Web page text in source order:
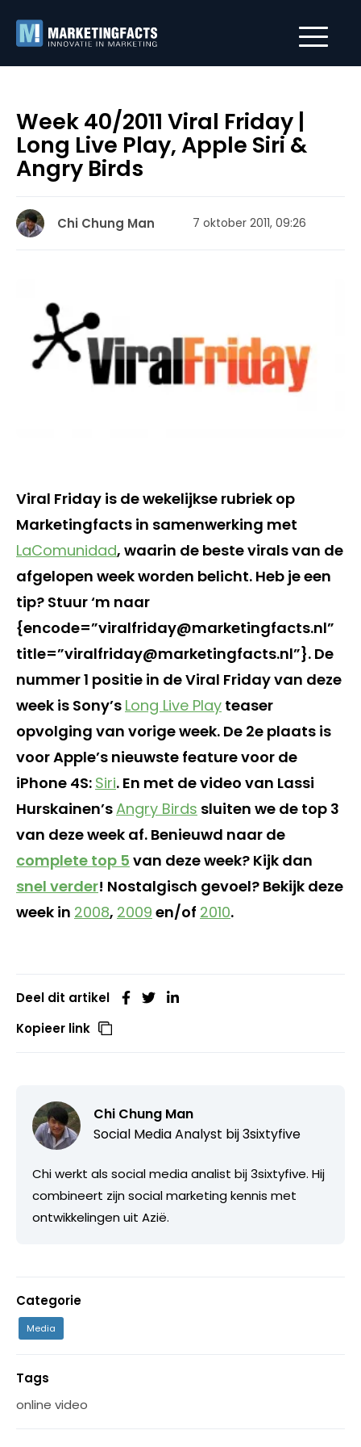
Week 40/2011 Viral Friday |
Long Live Play, Apple Siri &
Angry Birds
Chi Chung Man 7 oktober 2011, 09:26
Viral Friday is de wekelijkse rubriek op
Marketingfacts in samenwerking met
LaComunidad, waarin de beste virals van de
afgelopen week worden belicht. Heb je een
tip? Stuur ‘m naar
{encode=”viralfriday@marketingfacts.nl”
title=”viralfriday@marketingfacts.nl”}. De
nummer 1 positie in de Viral Friday van deze
week is Sony’s Long Live Play teaser
opvolging van vorige week. De 2e plaats is
voor Apple’s nieuwste feature voor de
iPhone 4S: Siri. En met de video van Lassi
Hurskainen’sAngry Birds sluiten we de top 3
van deze week af. Benieuwd naar de
complete top 5 van deze week? Kijk dan
snel verder! Nostalgisch gevoel? Bekijk deze
week in 2008, 2009 en/of 2010.
Deel dit artikel
Kopieer link
Chi Chung Man
Social Media Analyst bij3sixtyfive
Chi werkt als social media analist bij 3sixtyfive. Hij
combineert zijn social marketing kennis met
ontwikkelingen uit Azië.
Categorie
Media
Tags
online video